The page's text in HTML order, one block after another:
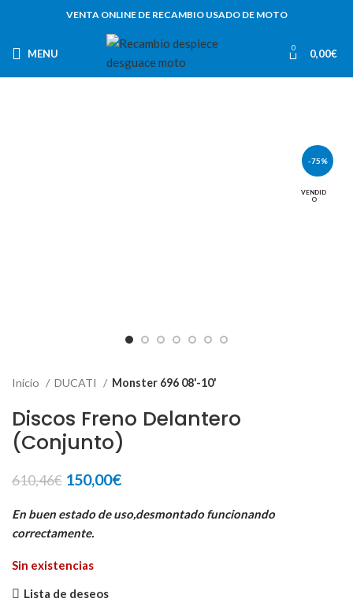
VENTA ONLINE DE RECAMBIO USADO DE MOTO
MENU 0 0,00€
-75%
VENDID
O
Inicio DUCATI Monster 696 08'-10'
Discos Freno Delantero
(Conjunto)
610,46€ El
original
era:
150,00€El
actual
En buen estado de uso,desmontado funcionando
correctamente.
Sin existencias
Lista de deseos